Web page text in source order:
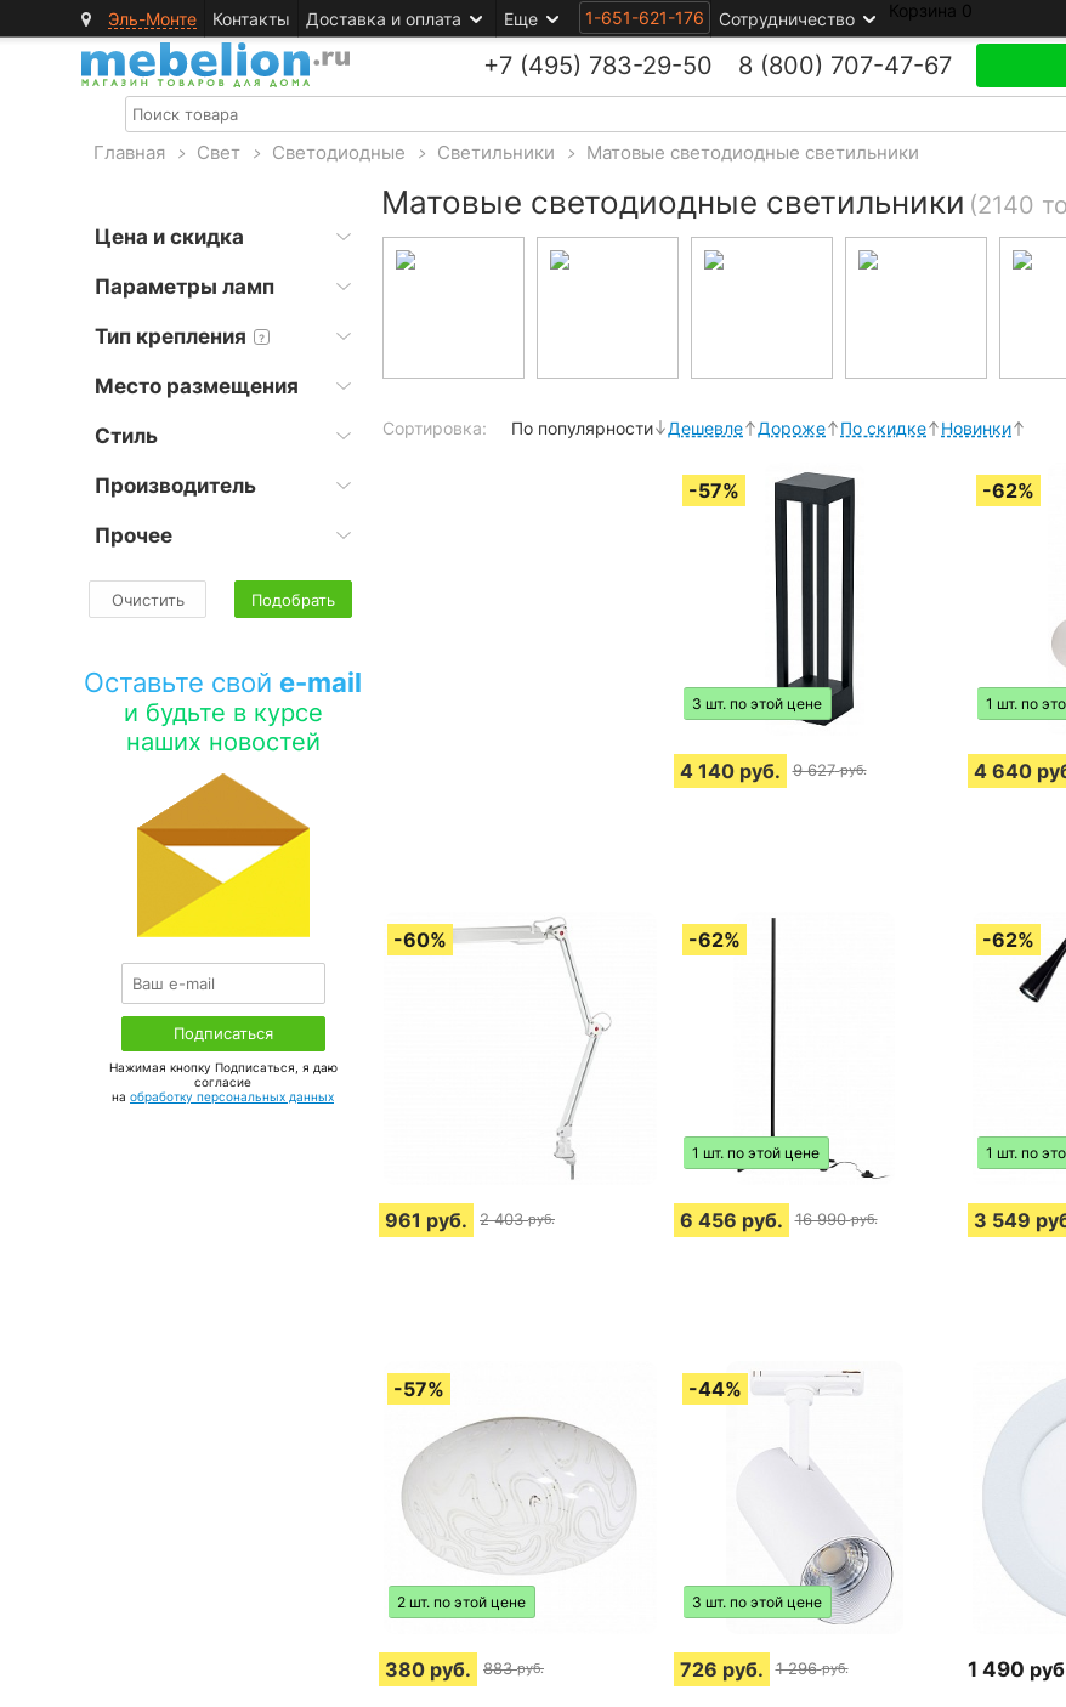
Эль-Монте Контакты Доставка и оплата Еще 1-651-621-176 Сотрудничество Корзина 0
+7 (495) 783-29-50 8 (800) 707-47-67
Главная > Свет > Светодиодные > Светильники > Матовые cветодиодные светильники
Цена и скидка
Параметры ламп
Тип крепления ?
Место размещения
Стиль
Производитель
Прочее
Очистить Подобрать
Оставьте свой e-mail
и будьте в курсе
наших новостей
Нажимая кнопку Подписаться, я даю
соглаcие
на обработку персональных данных
Матовые cветодиодные светильники (2140
Сортировка: По популярности Дешевле Дороже По скидке Новинки
3 шт. по этой цене
4 140 руб. 9 627 руб.
1 шт. по
4 640
961 руб. 2 403 руб.
1 шт. по этой цене
6 456 руб. 16 990 руб.
1 шт. по
3 549
2 шт. по этой цене
380 руб. 883 руб.
3 шт. по этой цене
726 руб. 1 296 руб. 1 490